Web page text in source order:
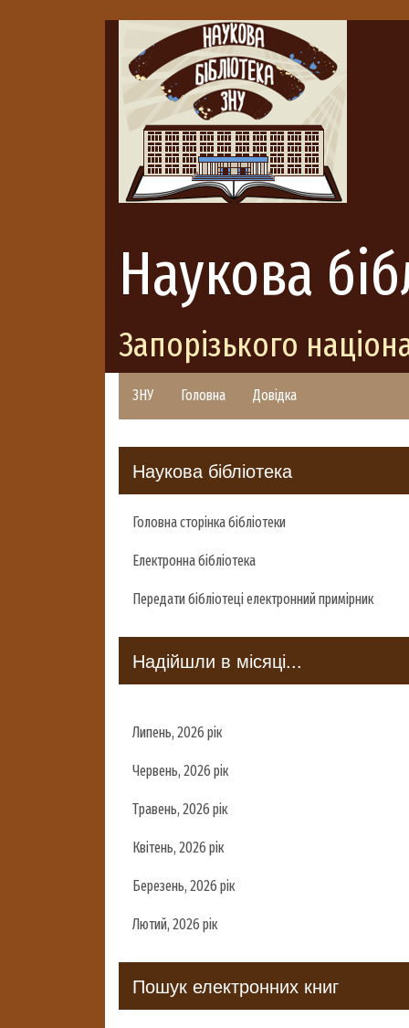
Наукова
Запорізького
ЗНУ Головна Довідка
Наукова бібліотека
Головна сторінка бібліотеки
Електронна бібліотека
Передати бібліотеці електронний примірник
Надійшли в місяці...
Липень, 2026 рік
Червень, 2026 рік
Травень, 2026 рік
Квітень, 2026 рік
Березень, 2026 рік
Лютий, 2026 рік
Пошук електронних книг